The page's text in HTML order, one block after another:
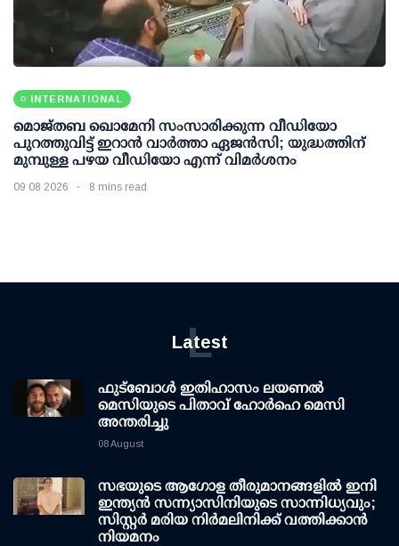
INTERNATIONAL
മൊജ്തബ ഖൊമേനി സംസാരിക്കുന്ന വീഡിയോ
പുറത്തുവിട്ട് ഇറാന്‍ വാര്‍ത്താ ഏജന്‍സി; യുദ്ധത്തിന്
മുമ്പുള്ള പഴയ വീഡിയോ എന്ന് വിമര്‍ശനം
09 08 2026 8 mins read
Latest
L
ഫുട്ബോൾ ഇതിഹാസം ലയണൽ
മെസിയുടെ പിതാവ് ഹോർഹെ മെസി
അന്തരിച്ചു
08 August
സഭയുടെ ആഗോള തീരുമാനങ്ങളിൽ ഇനി
ഇന്ത്യൻ സന്ന്യാസിനിയുടെ സാന്നിധ്യവും;
സിസ്റ്റർ മരിയ നിർമലിനിക്ക് വത്തിക്കാൻ
നിയമനം